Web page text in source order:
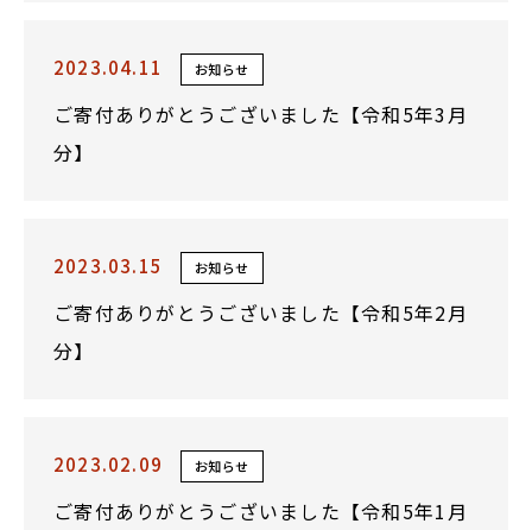
2023.04.11 お知らせ
ご寄付ありがとうございました【令和5年3月
分】
2023.03.15 お知らせ
ご寄付ありがとうございました【令和5年2月
分】
2023.02.09 お知らせ
ご寄付ありがとうございました【令和5年1月